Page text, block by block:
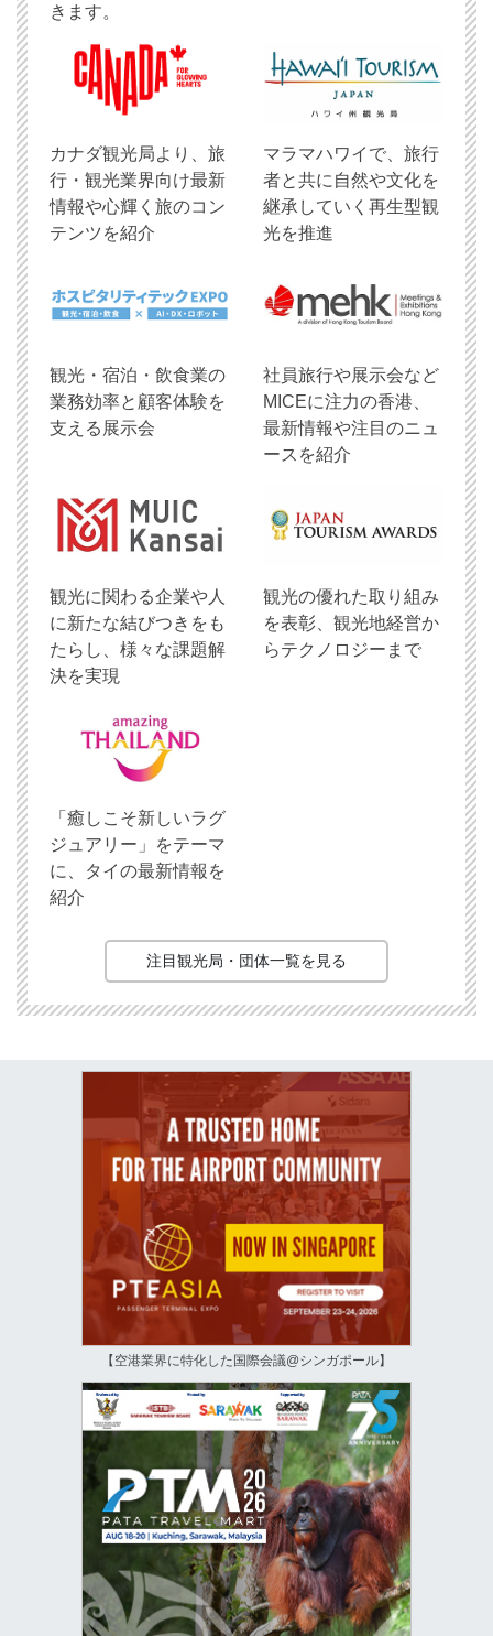
きます。
​カナダ観光局より、旅
行・観光業界向け最新
情報や心輝く旅のコン
テンツを紹介
マラマハワイで、旅行
者と共に自然や文化を
継承していく再生型観
光を推進
観光・宿泊・飲食業の
業務効率と顧客体験を
支える展示会
社員旅行や展示会など
MICEに注力の香港、
最新情報や注目のニュ
ースを紹介
観光に関わる企業や人
に新たな結びつきをも
たらし、様々な課題解
決を実現
観光の優れた取り組み
を表彰、観光地経営か
らテクノロジーまで
「癒しこそ新しいラグ
ジュアリー」をテーマ
に、タイの最新情報を
紹介
注目観光局・団体一覧を見る
【空港業界に特化した国際会議@シンガポール】